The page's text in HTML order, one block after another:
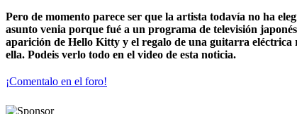
Pero de momento parece ser que la artista todavía no ha
asunto venia porque fué a un programa de televisión
aparición de Hello Kitty y el regalo de una guitarra eléctrica
ella. Podeis verlo todo en el video de esta noticia.
¡Comentalo en el foro!